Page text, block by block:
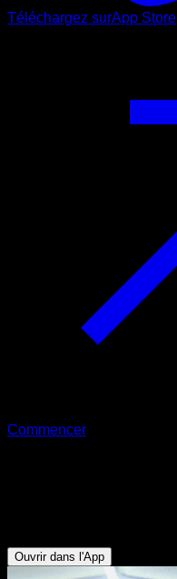
Téléchargez surApp Store
Commencer
Ouvrir dans l'App